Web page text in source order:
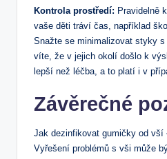
Kontrola prostředí: Pravidelně
vaše děti tráví čas, například
Snažte se minimalizovat styky
víte, že v jejich okolí došlo k
lepší než léčba, a to platí i v
Závěrečné
Jak dezinfikovat gumičky od vší
Vyřešení problémů s vši může